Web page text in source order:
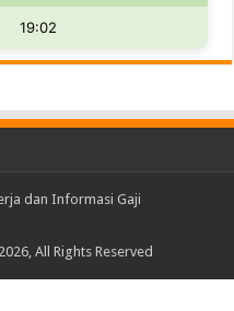
19:02
dan Informasi Gaji
All Rights Reserved